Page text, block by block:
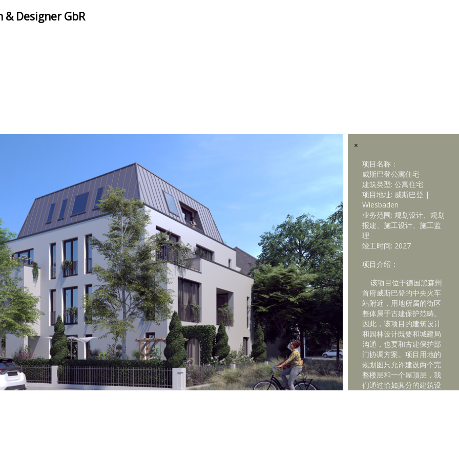
& Designer GbR
×
项目名称：
威斯巴登公寓住宅
建筑类型: 公寓住宅
项目地址: 威斯巴登 |
Wiesbaden
业务范围: 规划设计、规划
报建、施工设计、施工监
理
竣工时间: 2027
项目介绍：
该项目位于德国黑森州
首府威斯巴登的中央火车
站附近，用地所属的街区
整体属于古建保护范畴。
因此，该项目的建筑设计
和园林设计既要和城建局
沟通，也要和古建保护部
门协调方案。项目用地的
规划图只允许建设两个完
整楼层和一个屋顶层，我
们通过恰如其分的建筑设